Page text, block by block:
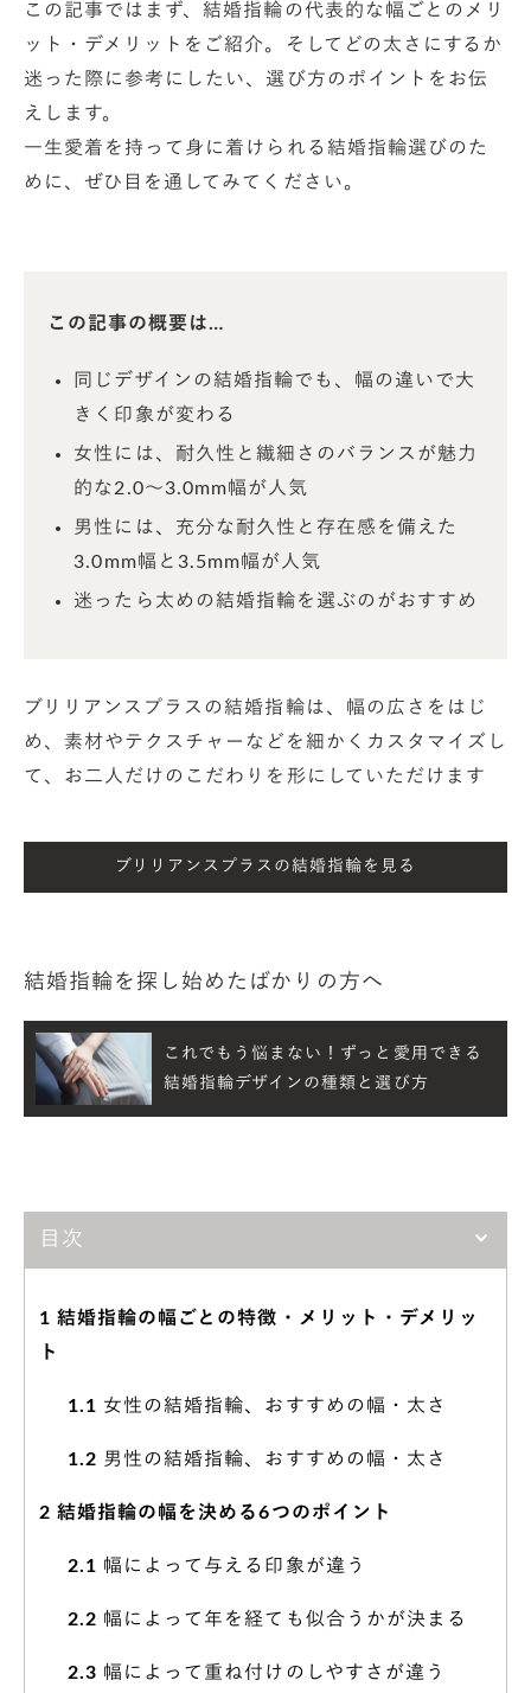
この記事ではまず、結婚指輪の代表的な幅ごとのメリ
ット・デメリットをご紹介。そしてどの太さにするか
迷った際に参考にしたい、選び方のポイントをお伝
えします。
一生愛着を持って身に着けられる結婚指輪選びのた
めに、ぜひ目を通してみてください。
この記事の概要は…
同じデザインの結婚指輪でも、幅の違いで大
きく印象が変わる
女性には、耐久性と繊細さのバランスが魅力
的な2.0〜3.0mm幅が人気
男性には、充分な耐久性と存在感を備えた
3.0mm幅と3.5mm幅が人気
迷ったら太めの結婚指輪を選ぶのがおすすめ
ブリリアンスプラスの結婚指輪は、幅の広さをはじ
め、素材やテクスチャーなどを細かくカスタマイズし
て、お二人だけのこだわりを形にしていただけます
ブリリアンスプラスの結婚指輪を見る
結婚指輪を探し始めたばかりの方へ
これでもう悩まない！ずっと愛用できる
結婚指輪デザインの種類と選び方
目次
1 結婚指輪の幅ごとの特徴・メリット・デメリッ
ト
1.1 女性の結婚指輪、おすすめの幅・太さ
1.2 男性の結婚指輪、おすすめの幅・太さ
2 結婚指輪の幅を決める6つのポイント
2.1 幅によって与える印象が違う
2.2 幅によって年を経ても似合うかが決まる
2.3 幅によって重ね付けのしやすさが違う